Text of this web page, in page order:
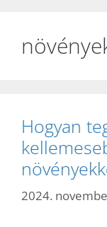
Hogyan
2024.